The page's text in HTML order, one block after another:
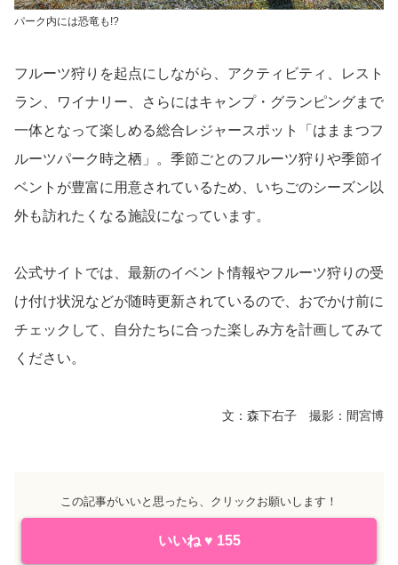
パーク内には恐竜も!?
フルーツ狩りを起点にしながら、アクティビティ、レスト
ラン、ワイナリー、さらにはキャンプ・グランピングまで
一体となって楽しめる総合レジャースポット「はままつフ
ルーツパーク時之栖」。季節ごとのフルーツ狩りや季節イ
ベントが豊富に用意されているため、いちごのシーズン以
外も訪れたくなる施設になっています。
公式サイトでは、最新のイベント情報やフルーツ狩りの受
け付け状況などが随時更新されているので、おでかけ前に
チェックして、自分たちに合った楽しみ方を計画してみて
ください。
文：森下右子 撮影：間宮博
この記事がいいと思ったら、クリックお願いします！
いいね ♥ 155